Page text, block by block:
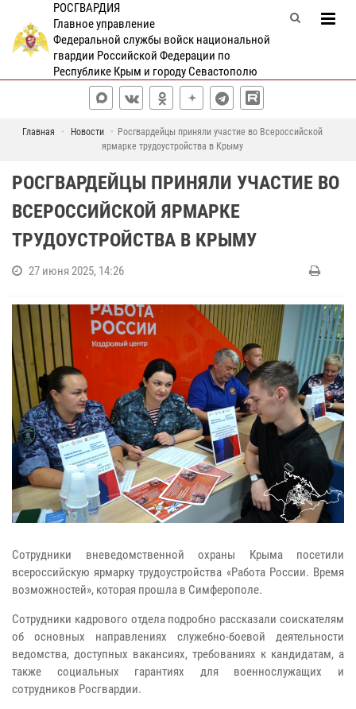
РОСГВАРДИЯ
Главное управление
Федеральной службы войск национальной
гвардии Российской Федерации по
Республике Крым и городу Севастополю
Главная Новости
Росгвардейцы приняли участие во Всероссийской
ярмарке трудоустройства в Крыму
РОСГВАРДЕЙЦЫ ПРИНЯЛИ УЧАСТИЕ ВО
ВСЕРОССИЙСКОЙ ЯРМАРКЕ
ТРУДОУСТРОЙСТВА В КРЫМУ
27 июня 2025, 14:26
Сотрудники вневедомственной охраны Крыма посетили
всероссийскую ярмарку трудоустройства «Работа России. Время
возможностей», которая прошла в Симферополе.
Сотрудники кадрового отдела подробно рассказали соискателям
об основных направлениях служебно-боевой деятельности
ведомства, доступных вакансиях, требованиях к кандидатам, а
также социальных гарантиях для военнослужащих и
сотрудников Росгвардии.